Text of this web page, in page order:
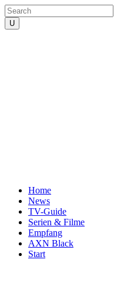
Home
News
TV-Guide
Serien & Filme
Empfang
AXN Black
Start